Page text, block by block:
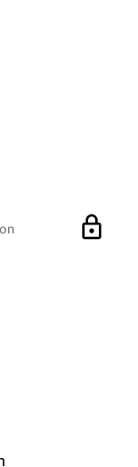
lock